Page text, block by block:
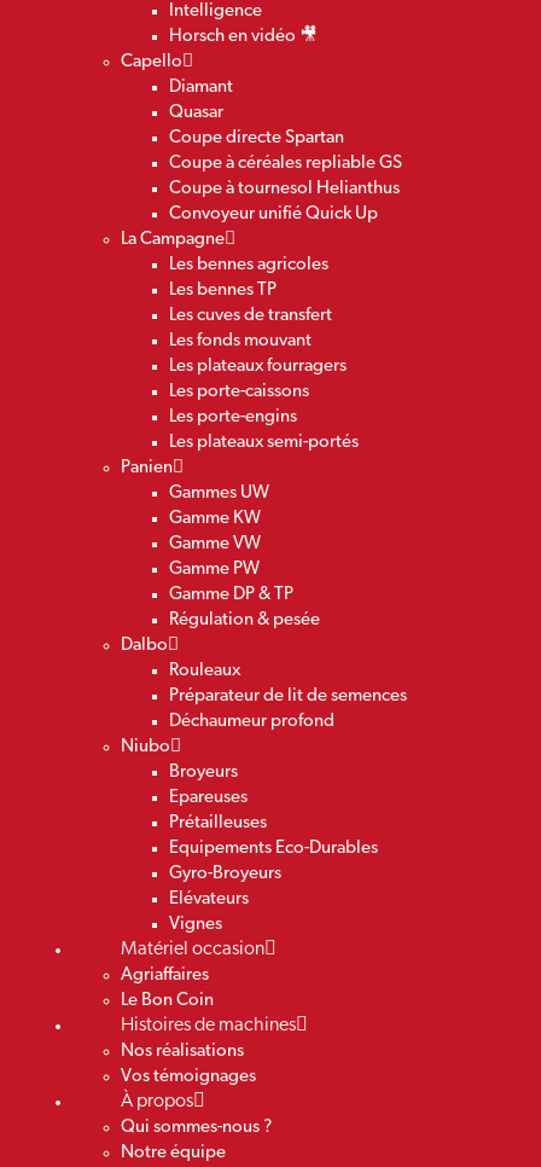
Intelligence
Horsch en vidéo 🎥
Capello
Diamant
Quasar
Coupe directe Spartan
Coupe à céréales repliable GS
Coupe à tournesol Helianthus
Convoyeur unifié Quick Up
La Campagne
Les bennes agricoles
Les bennes TP
Les cuves de transfert
Les fonds mouvant
Les plateaux fourragers
Les porte-caissons
Les porte-engins
Les plateaux semi-portés
Panien
Gammes UW
Gamme KW
Gamme VW
Gamme PW
Gamme DP & TP
Régulation & pesée
Dalbo
Rouleaux
Préparateur de lit de semences
Déchaumeur profond
Niubo
Broyeurs
Epareuses
Prétailleuses
Equipements Eco-Durables
Gyro-Broyeurs
Elévateurs
Vignes
Matériel occasion
Agriaffaires
Le Bon Coin
Histoires de machines
Nos réalisations
Vos témoignages
À propos
Qui sommes-nous ?
Notre équipe